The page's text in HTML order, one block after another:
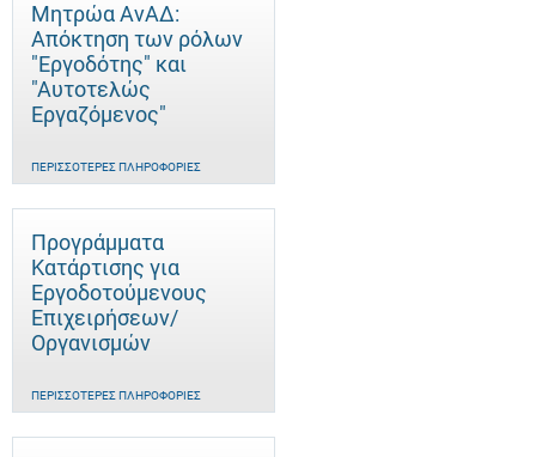
Μητρώα ΑνΑΔ:
Απόκτηση των ρόλων
"Εργοδότης" και
"Αυτοτελώς
Eργαζόμενος"
ΠΕΡΙΣΣΌΤΕΡΕΣ ΠΛΗΡΟΦΟΡΊΕΣ
Προγράμματα
Κατάρτισης για
Εργοδοτούμενους
Επιχειρήσεων/
Οργανισμών
ΠΕΡΙΣΣΌΤΕΡΕΣ ΠΛΗΡΟΦΟΡΊΕΣ